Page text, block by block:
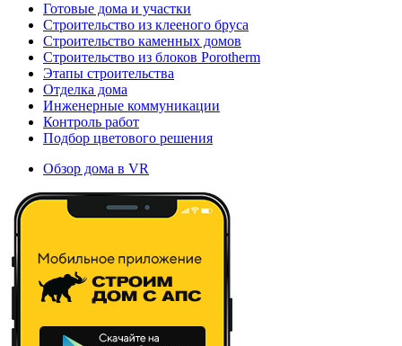
Готовые дома и участки
Строительство из клееного бруса
Строительство каменных домов
Строительство из блоков Porotherm
Этапы строительства
Отделка дома
Инженерные коммуникации
Контроль работ
Подбор цветового решения
Обзор дома в VR